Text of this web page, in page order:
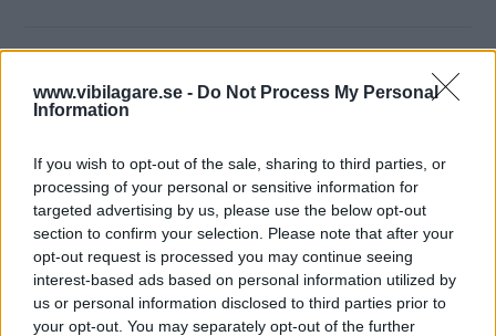
www.vibilagare.se - Do Not Process My Personal
Information
If you wish to opt-out of the sale, sharing to third parties, or
processing of your personal or sensitive information for
targeted advertising by us, please use the below opt-out
section to confirm your selection. Please note that after your
opt-out request is processed you may continue seeing
interest-based ads based on personal information utilized by
us or personal information disclosed to third parties prior to
your opt-out. You may separately opt-out of the further
av Aston Martins bilutbud. Dess hjärta är en
mittmonterad 5,2-liters V12 motor med
dubbelturbo på 725 hästkrafter och 900
Newtonmeter i vridmoment. 0-100 kilometer i
timmen tar 3,4 sekunder med plattan i mattan
och toppfarten är 340 kilometer i timmen.
Kraften skickas till bakhjulen via en åttaväxlad
automatlåda från ZF.